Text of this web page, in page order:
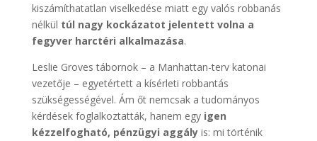
kiszámíthatatlan viselkedése miatt egy valós robbanás
nélkül túl nagy kockázatot jelentett volna a
fegyver harctéri alkalmazása.
Leslie Groves tábornok – a Manhattan-terv katonai
vezetője – egyetértett a kísérleti robbantás
szükségességével. Ám őt nemcsak a tudományos
kérdések foglalkoztatták, hanem egy igen
kézzelfogható, pénzügyi aggályis: mi történik